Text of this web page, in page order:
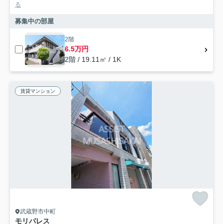
る
募集中の部屋
2階
6.5万円
2階 / 19.11㎡ / 1K
賃貸マンション
武蔵野市中町
モリパレス